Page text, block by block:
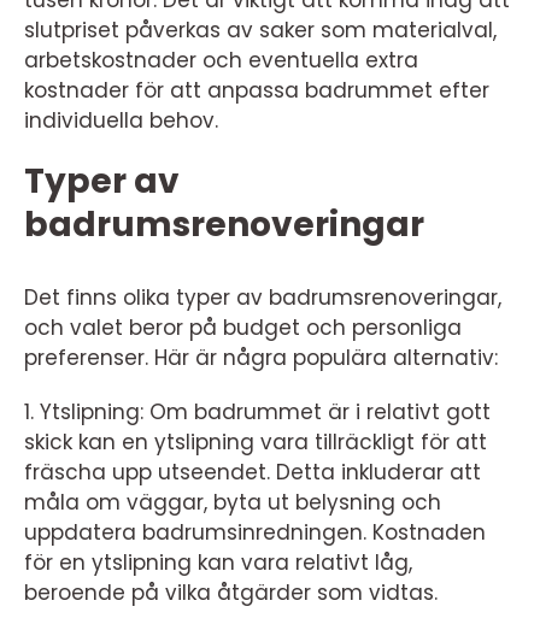
slutpriset påverkas av saker som materialval,
arbetskostnader och eventuella extra
kostnader för att anpassa badrummet efter
individuella behov.
Typer av
badrumsrenoveringar
Det finns olika typer av badrumsrenoveringar,
och valet beror på budget och personliga
preferenser. Här är några populära alternativ:
1. Ytslipning: Om badrummet är i relativt gott
skick kan en ytslipning vara tillräckligt för att
fräscha upp utseendet. Detta inkluderar att
måla om väggar, byta ut belysning och
uppdatera badrumsinredningen. Kostnaden
för en ytslipning kan vara relativt låg,
beroende på vilka åtgärder som vidtas.